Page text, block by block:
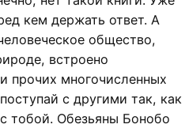
кем держать ответ. А
общество,
встроено
прочих многочисленных
с другими так, как
тобой. Обезьяны Бонобо